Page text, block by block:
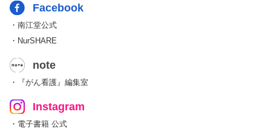
Facebook
・南江堂公式
・NurSHARE
note
・『がん看護』編集室
Instagram
・電子書籍 公式